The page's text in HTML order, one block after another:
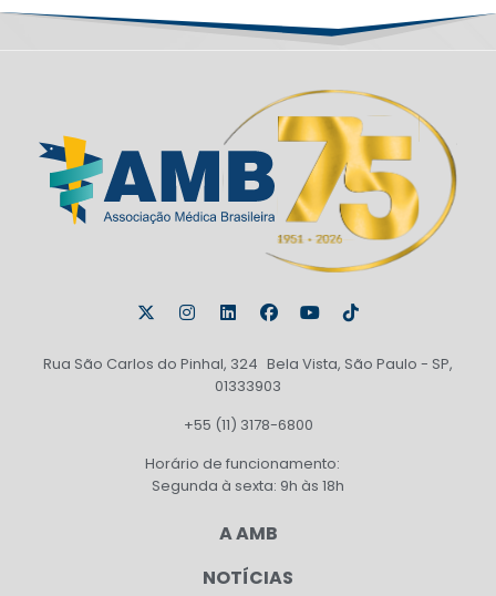
Rua São Carlos do Pinhal, 324 Bela Vista, São Paulo - SP,
01333903
+55 (11) 3178-6800
Horário de funcionamento:
Segunda à sexta: 9h às 18h
A AMB
NOTÍCIAS